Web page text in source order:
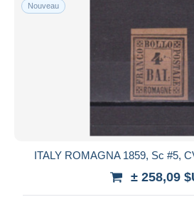
Nouveau
ITALY ROMAGNA 1859, Sc #5,
± 258,09